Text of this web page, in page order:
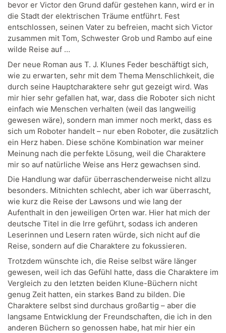
bevor er Victor den Grund dafür gestehen kann, wird er in
die Stadt der elektrischen Träume entführt. Fest
entschlossen, seinen Vater zu befreien, macht sich Victor
zusammen mit Tom, Schwester Grob und Rambo auf eine
wilde Reise auf …
Der neue Roman aus T. J. Klunes Feder beschäftigt sich,
wie zu erwarten, sehr mit dem Thema Menschlichkeit, die
durch seine Hauptcharaktere sehr gut gezeigt wird. Was
mir hier sehr gefallen hat, war, dass die Roboter sich nicht
einfach wie Menschen verhalten (weil das langweilig
gewesen wäre), sondern man immer noch merkt, dass es
sich um Roboter handelt – nur eben Roboter, die zusätzlich
ein Herz haben. Diese schöne Kombination war meiner
Meinung nach die perfekte Lösung, weil die Charaktere
mir so auf natürliche Weise ans Herz gewachsen sind.
Die Handlung war dafür überraschenderweise nicht allzu
besonders. Mitnichten schlecht, aber ich war überrascht,
wie kurz die Reise der Lawsons und wie lang der
Aufenthalt in den jeweiligen Orten war. Hier hat mich der
deutsche Titel in die Irre geführt, sodass ich anderen
Leserinnen und Lesern raten würde, sich nicht auf die
Reise, sondern auf die Charaktere zu fokussieren.
Trotzdem wünschte ich, die Reise selbst wäre länger
gewesen, weil ich das Gefühl hatte, dass die Charaktere im
Vergleich zu den letzten beiden Klune-Büchern nicht
genug Zeit hatten, ein starkes Band zu bilden. Die
Charaktere selbst sind durchaus großartig – aber die
langsame Entwicklung der Freundschaften, die ich in den
anderen Büchern so genossen habe, hat mir hier ein